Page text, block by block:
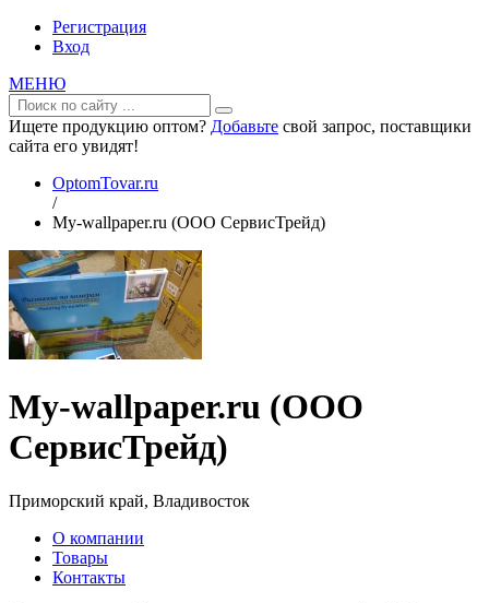
Регистрация
Вход
МЕНЮ
Ищете продукцию оптом? Добавьте свой запрос, поставщики
сайта его увидят!
OptomTovar.ru
/
My-wallpaper.ru (ООО СервисТрейд)
My-wallpaper.ru (ООО
СервисТрейд)
Приморский край, Владивосток
О компании
Товары
Контакты